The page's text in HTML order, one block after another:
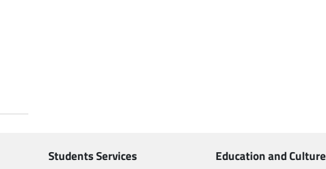
Students Services Education and Culture